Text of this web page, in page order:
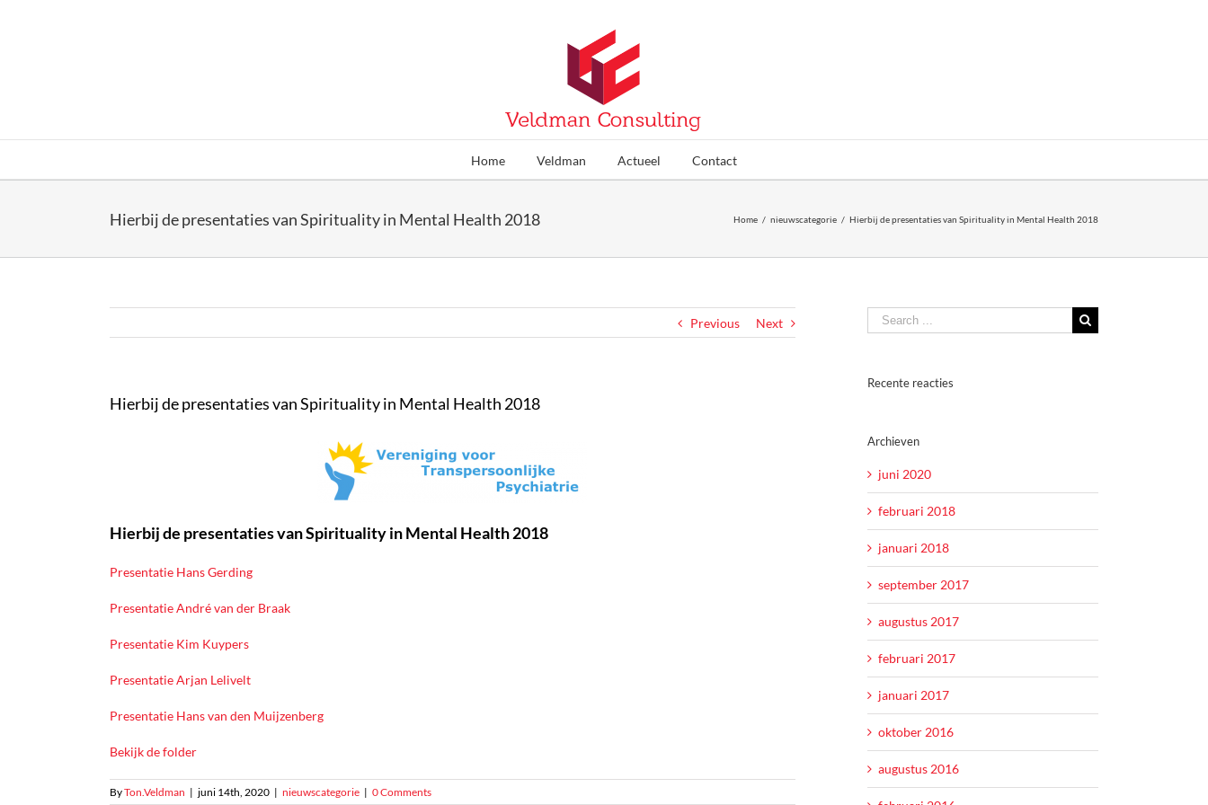
Home Veldman Actueel Contact
Hierbij de presentaties van Spirituality in Mental Health 2018 Home / nieuwscategorie / Hierbij de presentaties van Spirituality in Mental Health 2018
Previous Next
Hierbij de presentaties van Spirituality in Mental Health 2018
Hierbij de presentaties van Spirituality in Mental Health 2018
Presentatie Hans Gerding
Presentatie André van der Braak
Presentatie Kim Kuypers
Presentatie Arjan Lelivelt
Presentatie Hans van den Muijzenberg
Bekijk de folder
ByTon.Veldman | juni 14th, 2020 | nieuwscategorie | 0 Comments
Search
for:
Recente reacties
Archieven
juni 2020
februari 2018
januari 2018
september 2017
augustus 2017
februari 2017
januari 2017
oktober 2016
augustus 2016